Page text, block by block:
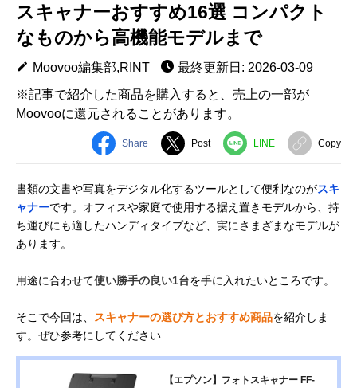
スキャナーおすすめ16選 コンパクト
なものから高機能モデルまで
Moovoo編集部,RINT
最終更新日: 2026-03-09
※記事で紹介した商品を購入すると、売上の一部が
Moovooに還元されることがあります。
Share Post LINE Copy
書類の文書や写真をデジタル化するツールとして便利なのがスキ
ャナーです。オフィスや家庭で使用する据え置きモデルから、持
ち運びにも適したハンディタイプなど、実にさまざまなモデルが
あります。
用途に合わせて使い勝手の良い1台を手に入れたいところです。
そこで今回は、 スキャナーの選び方とおすすめ商品を紹介しま
す。ぜひ参考にしてください
【エプソン】フォトスキャナー FF-